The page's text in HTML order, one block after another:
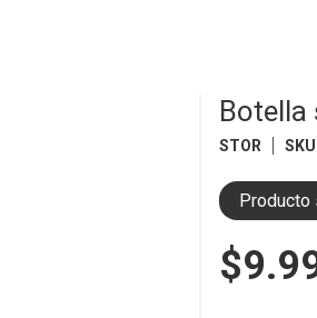
Botella
STOR SKU
Producto